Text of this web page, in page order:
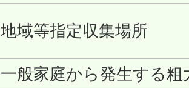
地域等指定収集場所
一般家庭から発生する粗